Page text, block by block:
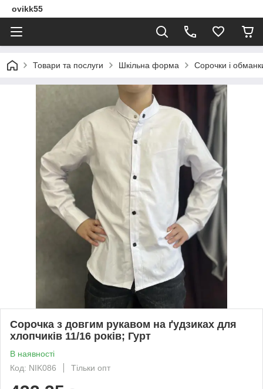
ovikk55
Товари та послуги Шкільна форма Сорочки і
Сорочка з довгим рукавом на ґудзиках для
хлопчиків 11/16 років; Гурт
В наявності
Код: NIK086
Тільки опт